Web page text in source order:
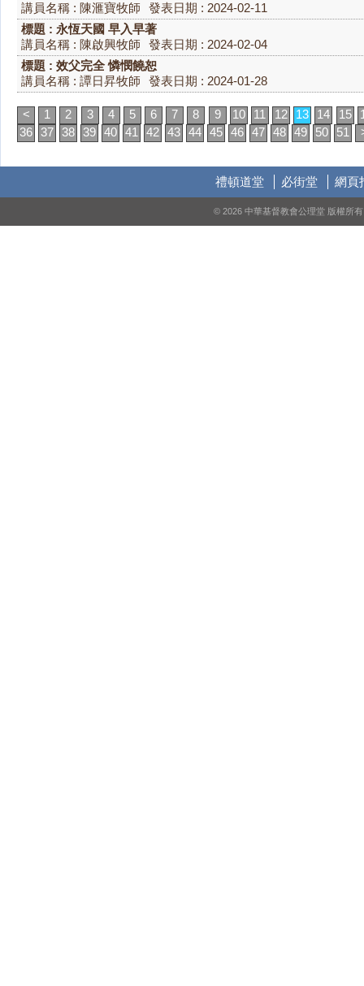
講員名稱 : 陳滙寶牧師
發表日期 : 2024-02-11
標題 : 永恆天國 早入早著
講員名稱 : 陳啟興牧師
發表日期 : 2024-02-04
標題 : 效父完全 憐憫饒恕
講員名稱 : 譚日昇牧師
發表日期 : 2024-01-28
< 1 2 3 4 5 6 7 8 9 10 11 12 13 14 15
36 37 38 39 40 41 42 43 44 45 46 47 48 49 50 51
禮頓道堂 必街堂 網頁
© 2026 中華基督教會公理堂 版權所